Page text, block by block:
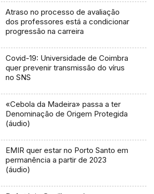
Atraso no processo de avaliação
dos professores está a condicionar
progressão na carreira
Covid-19: Universidade de Coimbra
quer prevenir transmissão do vírus
no SNS
«Cebola da Madeira» passa a ter
Denominação de Origem Protegida
(áudio)
EMIR quer estar no Porto Santo em
permanência a partir de 2023
(áudio)